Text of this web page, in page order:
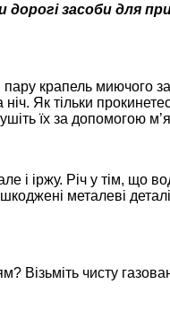
засоби для
крапель миючого
Як тільки
їх за допомогою
і іржу. Річ у тім, що
металеві
Візьміть чисту